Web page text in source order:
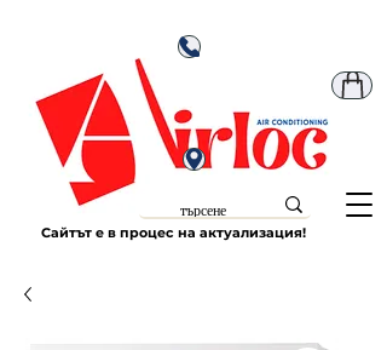
Сайтът е в процес на актуализация!